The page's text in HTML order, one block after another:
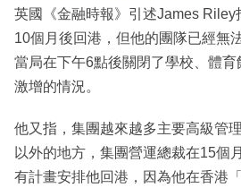
英國《金融時報》引述James Riley
10個月後回港，但他的團隊已經無
當局在下午6點後關閉了學校、體育
激增的情況。
他又指，集團越來越多主要高級管
以外的地方，集團營運總裁在15個
有計畫安排他回港，因為他在香港